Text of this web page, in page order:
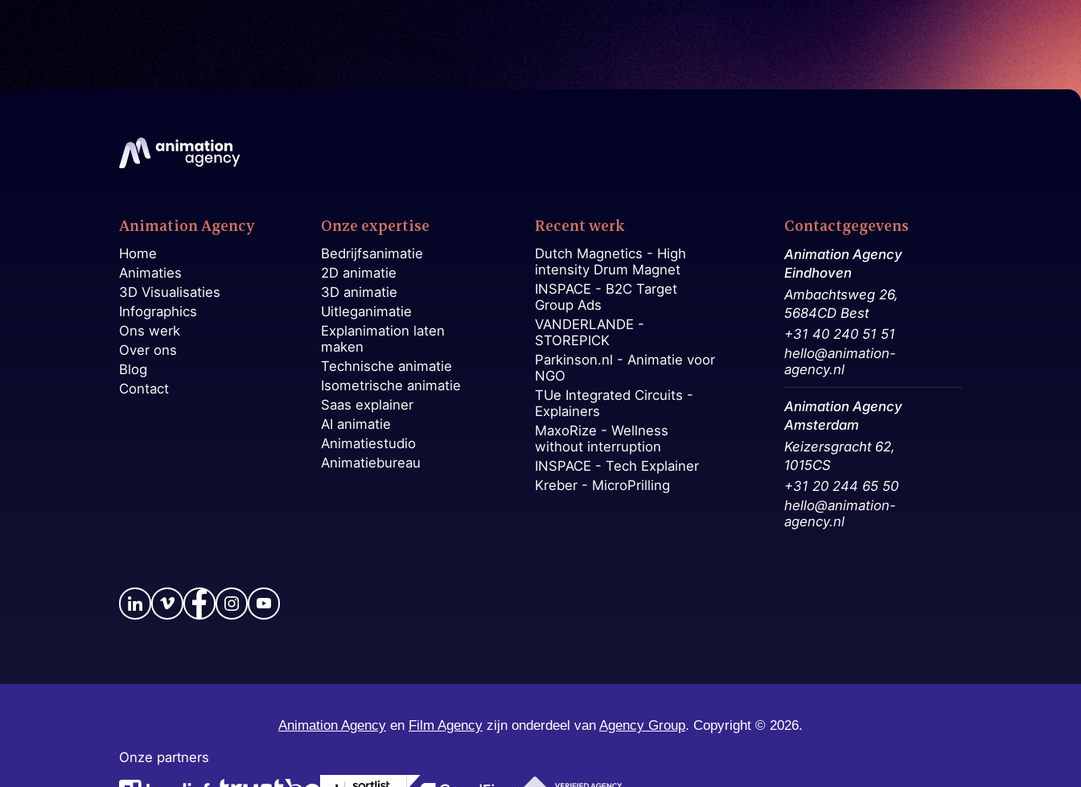
Animation Agency
Home
Animaties
3D Visualisaties
Infographics
Ons werk
Over ons
Blog
Contact
Onze expertise
Bedrijfsanimatie
2D animatie
3D animatie
Uitleganimatie
Explanimation laten
maken
Technische animatie
Isometrische animatie
Saas explainer
AI animatie
Animatiestudio
Animatiebureau
Recent werk
Dutch Magnetics - High
intensity Drum Magnet
INSPACE - B2C Target
Group Ads
VANDERLANDE -
STOREPICK
Parkinson.nl - Animatie voor
NGO
TUe Integrated Circuits -
Explainers
MaxoRize - Wellness
without interruption
INSPACE - Tech Explainer
Kreber - MicroPrilling
Contactgegevens
Animation Agency
Eindhoven
Ambachtsweg 26,
5684CD Best
+31 40 240 51 51
hello@animation-
agency.nl
Animation Agency
Amsterdam
Keizersgracht 62,
1015CS
+31 20 244 65 50‬
hello@animation-
agency.nl
Animation Agency en Film Agency zijn onderdeel van Agency Group. Copyright © 2026.
Onze partners